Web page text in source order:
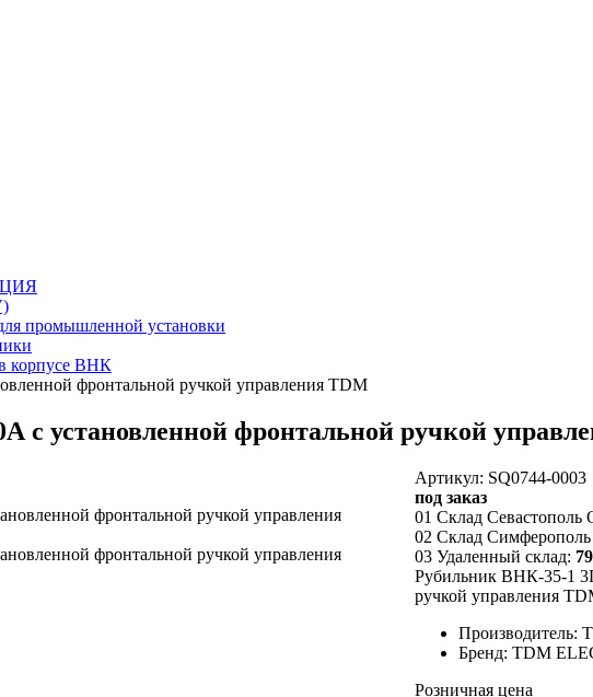
промышленной установки
корпусе ВНК
фронтальной ручкой управления TDM
с установленной фронтальной ручкой
Артикул: SQ0744-0003
под заказ
01 Склад Севастополь
02 Склад
03 Удаленный склад:
Рубильник ВНК-35-1
ручкой управления
Производитель:
Бренд: TDM
Розничная цена